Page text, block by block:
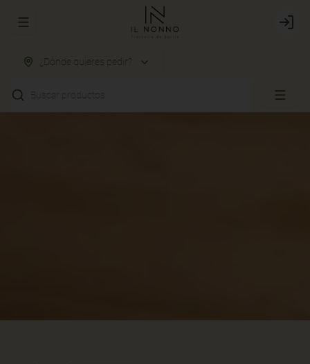
Abrir menu de navegación Login
¿Dónde quieres pedir?
Buscar productos